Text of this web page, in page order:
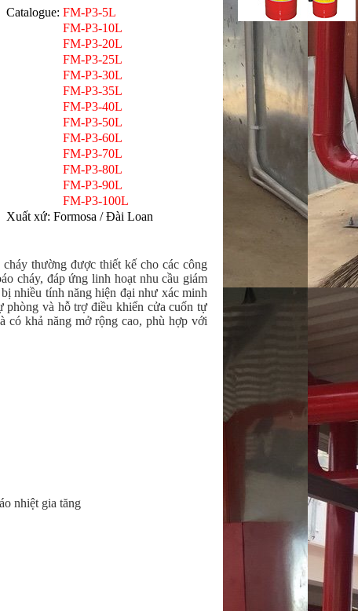
Catalogue: FM-P3-5L
FM-P3-10L
FM-P3-20L
FM-P3-25L
FM-P3-30L
FM-P3-35L
FM-P3-40L
FM-P3-50L
FM-P3-60L
FM-P3-70L
FM-P3-80L
FM-P3-90L
FM-P3-100L
Xuất xứ: Formosa / Đài Loan
thường được thiết kế cho các công
cháy, đáp ứng linh hoạt nhu cầu giám
nhiều tính năng hiện đại như xác minh
phòng và hỗ trợ điều khiển cửa cuốn tự
có khả năng mở rộng cao, phù hợp với
nhiệt gia tăng